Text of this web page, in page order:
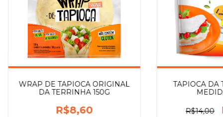
WRAP DE TAPIOCA ORIGINAL
DA TERRINHA 150G
R$8,60
TAPIOCA DA
R$14,00